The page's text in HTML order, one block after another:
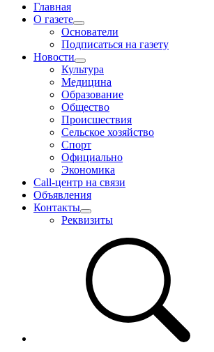
Главная
О газете
Основатели
Подписаться на газету
Новости
Культура
Медицина
Образование
Общество
Происшествия
Сельское хозяйство
Спорт
Официально
Экономика
Call-центр на связи
Объявления
Контакты
Реквизиты